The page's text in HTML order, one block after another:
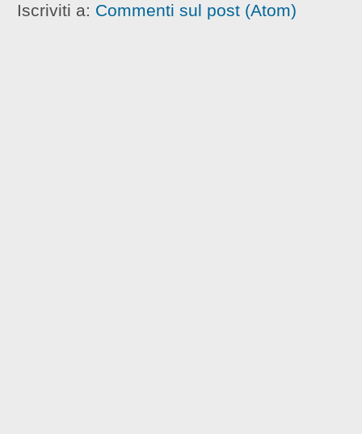
Iscriviti a: Commenti sul post (Atom)